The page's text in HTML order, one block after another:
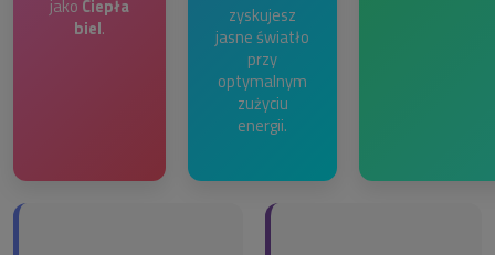
jako Ciepła
biel.
zyskujesz
jasne światło
przy
optymalnym
zużyciu
energii.